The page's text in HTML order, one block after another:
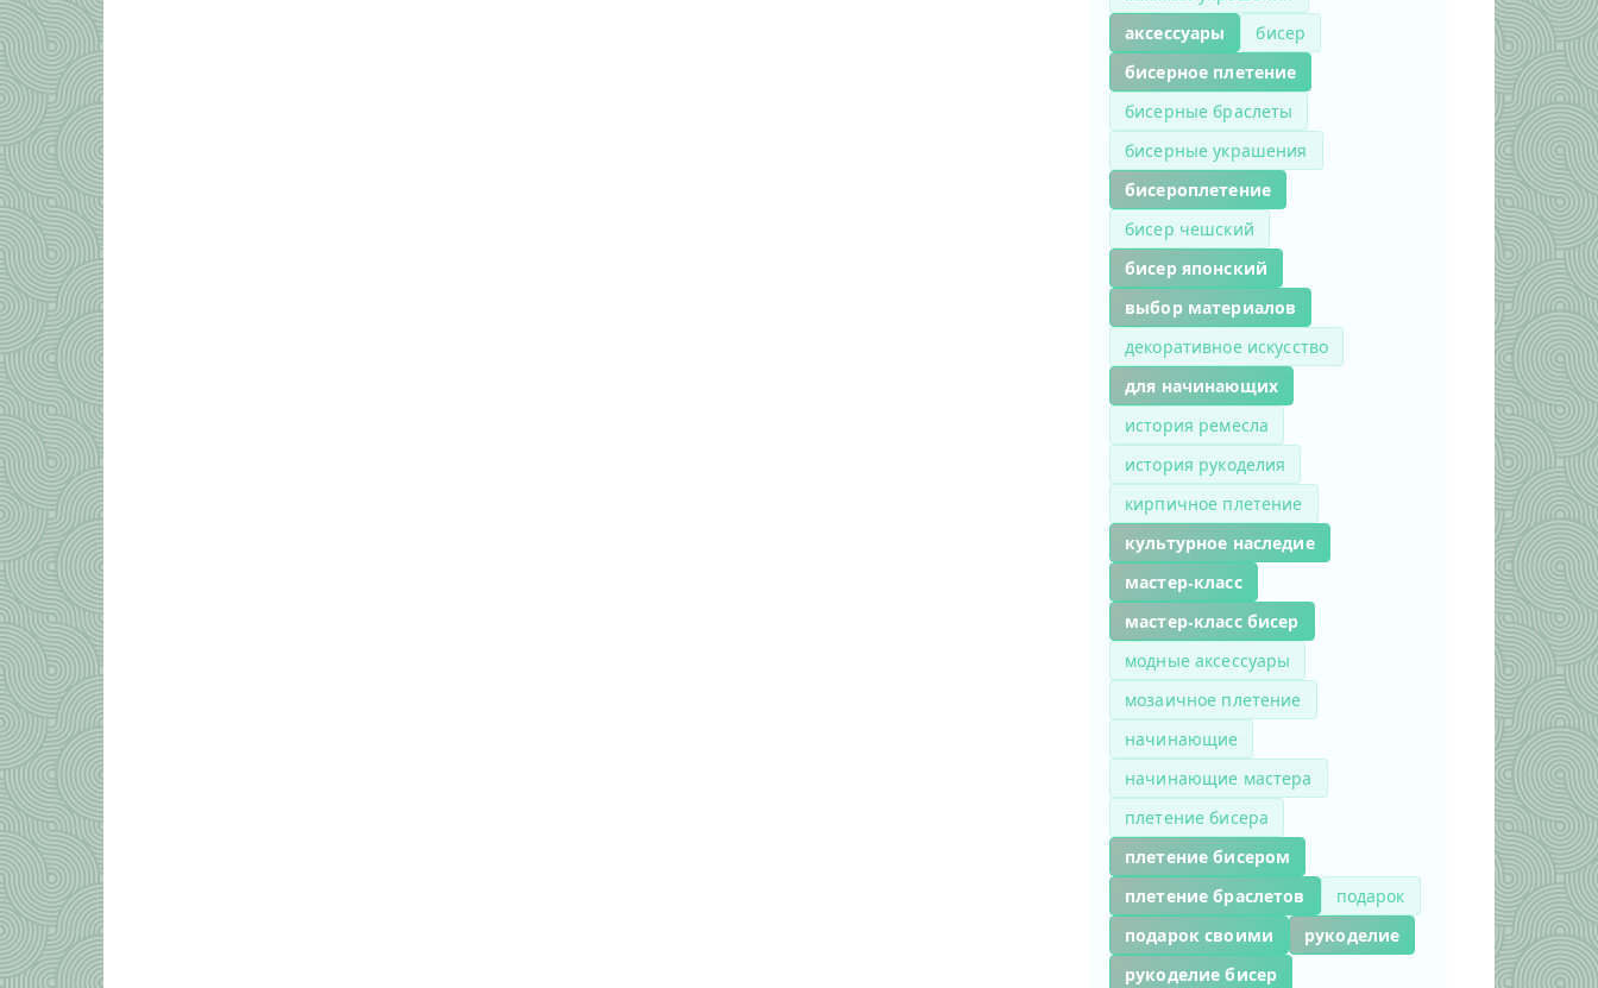
аксессуары бисер
бисерное плетение
бисерные браслеты
бисерные украшения
бисероплетение
бисер чешский
бисер японский
выбор материалов
декоративное искусство
для начинающих
история ремесла
история рукоделия
кирпичное плетение
культурное наследие
мастер-класс
мастер-класс бисер
модные аксессуары
мозаичное плетение
начинающие
начинающие мастера
плетение бисера
плетение бисером
плетение браслетов
подарок
подарок своими
рукоделие
рукоделие бисер